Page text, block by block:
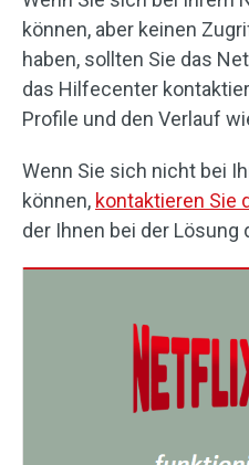
können, aber keinen
haben, sollten Sie das
das Hilfecenter
Profile und den Verlauf
Wenn Sie sich nicht bei
können, kontaktieren Sie
der Ihnen bei der